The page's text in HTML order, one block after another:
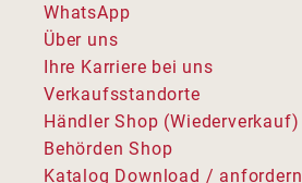
WhatsApp
Über uns
Ihre Karriere bei uns
Verkaufsstandorte
Händler Shop (Wiederverkauf)
Behörden Shop
Katalog Download / anfordern